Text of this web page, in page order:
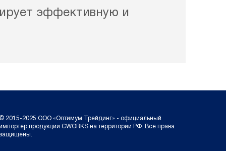
эффективную и
© 2015-2025 ООО «Оптимум Трейдинг» - официальный
импортер продукции CWORKS на территории РФ. Все права
защищены.